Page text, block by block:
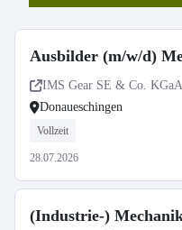
Ausbilder (m/w/d)
IMS Gear SE & Co. KGaA
Donaueschingen
Vollzeit
28.07.2026
(Industrie-)